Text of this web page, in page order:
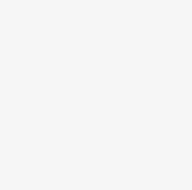
Acepto los